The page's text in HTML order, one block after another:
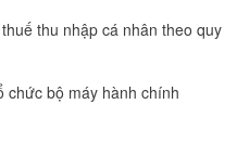
thu nhập cá nhân theo quy
chức bộ máy hành chính